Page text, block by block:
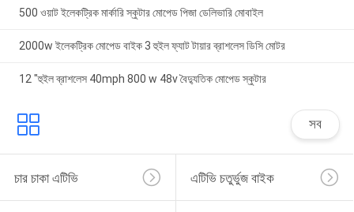
500 ওয়াট ইলেকট্রিক মার্কারি স্কুটার মোপেড পিজা ডেলিভারি মোবাইল
2000w ইলেকট্রিক মোপেড বাইক 3 হুইল ফ্যাট টায়ার ব্রাশলেস ডিসি মোটর
12 "হুইল ব্রাশলেস 40mph 800 w 48v বৈদ্যুতিক মোপেড স্কুটার
সব
চার চাকা এটিভি এটিভি চতুর্ভুজ বাইক